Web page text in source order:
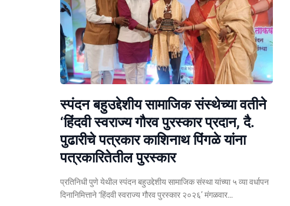
स्पंदन बहुउद्देशीय सामाजिक संस्थेच्या वतीने
‘हिंदवी स्वराज्य गौरव पुरस्कार प्रदान, दै.
पुढारीचे पत्रकार काशिनाथ पिंगळे यांना
पत्रकारितेतील पुरस्कार
प्रतिनिधी पुणे येथील स्पंदन बहुउद्देशीय सामाजिक संस्था यांच्या ५ व्या वर्धापन
दिनानिमित्ताने ‘हिंदवी स्वराज्य गौरव पुरस्कार २०२६’ मंगळवार…